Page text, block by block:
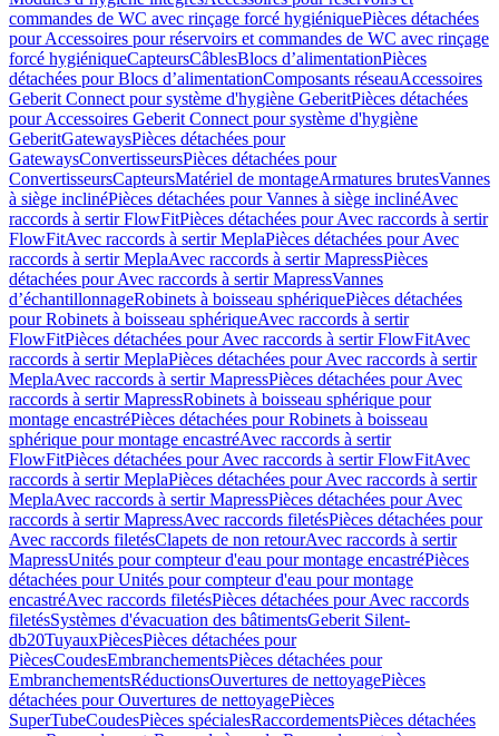
commandes de WC avec rinçage forcé hygiéniquePièces détachées
pour Accessoires pour réservoirs et commandes de WC avec rinçage
forcé hygiéniqueCapteursCâblesBlocs d’alimentationPièces
détachées pour Blocs d’alimentationComposants réseauAccessoires
Geberit Connect pour système d'hygiène GeberitPièces détachées
pour Accessoires Geberit Connect pour système d'hygiène
GeberitGatewaysPièces détachées pour
GatewaysConvertisseursPièces détachées pour
ConvertisseursCapteursMatériel de montageArmatures brutesVannes
à siège inclinéPièces détachées pour Vannes à siège inclinéAvec
raccords à sertir FlowFitPièces détachées pour Avec raccords à sertir
FlowFitAvec raccords à sertir MeplaPièces détachées pour Avec
raccords à sertir MeplaAvec raccords à sertir MapressPièces
détachées pour Avec raccords à sertir MapressVannes
d’échantillonnageRobinets à boisseau sphériquePièces détachées
pour Robinets à boisseau sphériqueAvec raccords à sertir
FlowFitPièces détachées pour Avec raccords à sertir FlowFitAvec
raccords à sertir MeplaPièces détachées pour Avec raccords à sertir
MeplaAvec raccords à sertir MapressPièces détachées pour Avec
raccords à sertir MapressRobinets à boisseau sphérique pour
montage encastréPièces détachées pour Robinets à boisseau
sphérique pour montage encastréAvec raccords à sertir
FlowFitPièces détachées pour Avec raccords à sertir FlowFitAvec
raccords à sertir MeplaPièces détachées pour Avec raccords à sertir
MeplaAvec raccords à sertir MapressPièces détachées pour Avec
raccords à sertir MapressAvec raccords filetésPièces détachées pour
Avec raccords filetésClapets de non retourAvec raccords à sertir
MapressUnités pour compteur d'eau pour montage encastréPièces
détachées pour Unités pour compteur d'eau pour montage
encastréAvec raccords filetésPièces détachées pour Avec raccords
filetésSystèmes d'évacuation des bâtimentsGeberit Silent-
db20TuyauxPiècesPièces détachées pour
PiècesCoudesEmbranchementsPièces détachées pour
EmbranchementsRéductionsOuvertures de nettoyagePièces
détachées pour Ouvertures de nettoyagePièces
SuperTubeCoudesPièces spécialesRaccordementsPièces détachées